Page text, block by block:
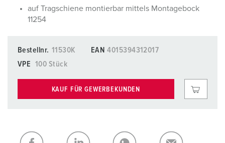
auf Tragschiene montierbar mittels Montagebock
11254
Bestellnr. 11530K EAN 4015394312017
VPE
100 Stück
KAUF FÜR GEWERBEKUNDEN